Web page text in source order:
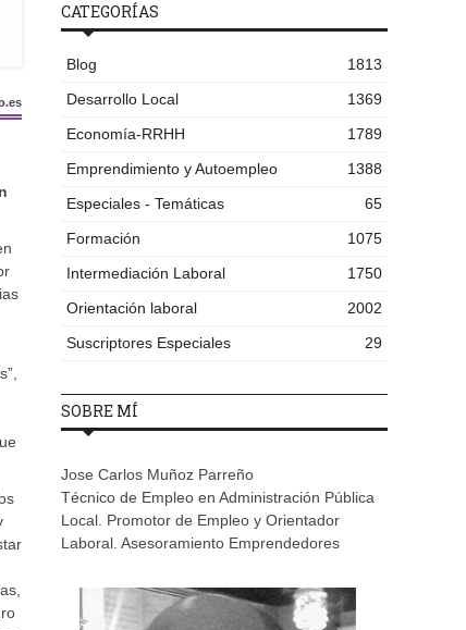
CATEGORÍAS
Blog
1813
Desarrollo Local
1369
Economía-RRHH
1789
Emprendimiento y Autoempleo
1388
Especiales - Temáticas
65
Formación
1075
Intermediación Laboral
1750
Orientación laboral
2002
Suscriptores Especiales
29
SOBRE MÍ
Jose Carlos Muñoz Parreño
Técnico de Empleo en Administración Pública
Local. Promotor de Empleo y Orientador
Laboral. Asesoramiento Emprendedores